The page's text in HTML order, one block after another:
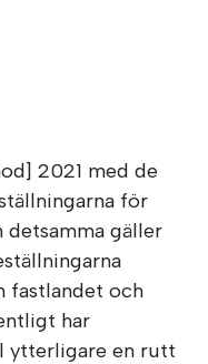
2021 med de
för
detsamma gäller
fastlandet och
har
ytterligare en rutt